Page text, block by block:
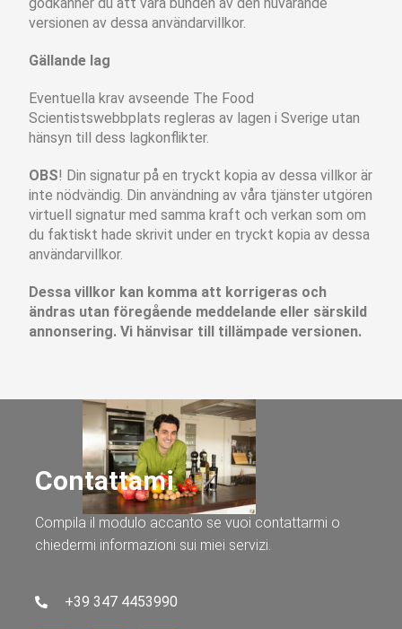
versionen av dessa användarvillkor.
Gällande lag
Eventuella krav avseende The Food
Scientistswebbplats regleras av lagen i Sverige utan
hänsyn till dess lagkonflikter.
OBS! Din signatur på en tryckt kopia av dessa villkor är
inte nödvändig. Din användning av våra tjänster utgören
virtuell signatur med samma kraft och verkan som om
du faktiskt hade skrivit under en tryckt kopia av dessa
användarvillkor.
Dessa villkor kan komma att korrigeras och
ändras utan föregående meddelande eller särskild
annonsering. Vi hänvisar till tillämpade versionen.
Contattami
Compila il modulo accanto se vuoi contattarmi o
chiedermi informazioni sui miei servizi.
+39 347 4453990